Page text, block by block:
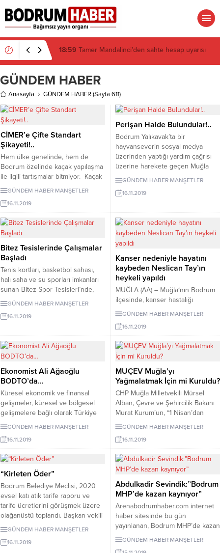
18:29 Bitez Kavşağı’nda lüks otomobil börekçiye
girdi: 2 yaralı
GÜNDEM HABER
Anasayfa GÜNDEM HABER(Sayfa 611)
CİMER’e Çifte Standart
Şikayeti!..
Hem ülke genelinde, hem de
Bodrum özelinde kaçak yapılaşma
ile ilgili tartışmalar bitmiyor. Kaçak
yapılaşmada bir milat olması
amacıyla Çevre ve Şehircilik
Bakanlığı tarafından çıkarılan “İmar
Barışı” uygulaması, 2018 ve 2019
yıllarında onbinlerce yeni kaçak
yapıyı beraberinde getirirken,
şikayetler üzerine yapılan
denetimlerde ise çifte standart
vasıtasıyla Cumhurbaşkanlığı...
GÜNDEM HABER MANŞETLER
16.11.2019
Perişan Halde Bulundular!..
Bodrum Yalıkavak’ta bir
hayvanseverin sosyal medya
üzerinden yaptığı yardım çağrısı
üzerine harekete geçen Muğla
Barosu Doğal Yaşamı Koruma ve
Hayvan Hakları Komisyonu
Başkanı Vahit Çevik, Yalıkavak
göre göre ölüme terk edilen
köpekleri kurtarmak için seferber
oldu. Yalıkavak‘ın tarihi Sandima
Köyü‘nde yaşayan...
GÜNDEM HABER MANŞETLER
16.11.2019
Bitez Tesislerinde Çalışmalar
Başladı
Tenis kortları, basketbol sahası,
halı saha ve su sporları imkanları
sunan Bitez Spor Tesisleri’nde,
düzenleme ve yenileme
çalışmaları başladı. Ak Parti
Bodrum İlçe Başkanı Ömer
kurulu üyeleri, bugün Bitez Dolgu
Alanı’ndaki Bitez Spor
Tesisleri’nde Bodrum’da görev
yapan basın mensupları ile...
GÜNDEM HABER MANŞETLER
16.11.2019
Kanser nedeniyle hayatını
kaybeden Neslican Tay’ın
heykeli yapıldı
MUĞLA (AA) – Muğla‘nın Bodrum
ilçesinde, kanser hastalığı
nedeniyle yaşamını yitiren
üniversite öğrencisi Neslican
Tay’ın heykeli dikildi. Bodrum
Metalart Sanat Atölyesi sanatçıları
Mustafa, Kadir ve Mehmet İşeri
tarafından Neslican Tay’ın yapılan
heykeli, Bodrum Belediyesine
hediye edildi. Çelikten heykel,
Bodrum Belediye Başkanı Ahmet
Aras, çalışmalarından dolayı
sanatçılara teşekkür etti. Neslican
Tay’ın...
GÜNDEM HABER MANŞETLER
16.11.2019
Ekonomist Ali Ağaoğlu
BODTO’da…
Küresel ekonomik ve finansal
gelişmeler, küresel ve bölgesel
gelişmelere bağlı olarak Türkiye
ekonomisinde 2020 beklentileri
ve gelecek 10 yılda bizleri neler
bekliyor? Konu başlıklarında
yaklaşık 2 saat boyunca
katılımcılara bilgi aktaran Ali
Ağaoğlu, 2019 için potansiyel
avantajları aktardıktan sonra “
potansiyel risklerimizi sıralarsak
Trump, AB ve ABD ile ilişkiler,
ABD’de...
GÜNDEM HABER MANŞETLER
16.11.2019
MUÇEV Muğla’yı
Yağmalatmak İçin mi Kuruldu?
CHP Muğla Milletvekili Mürsel
Alban, Çevre ve Şehircilik Bakanı
Murat Kurum’un, “1 Nisan’dan
itibaren Fethiye Körfezi’ni
temizliyoruz” sözlerini hatırlatarak
MUÇEV denen şirketi Bakanlık
CHP’li belediye yönetimlerine
karşı mı kullanıyor? Muğla’yı
yağmalatmak için bu şirketi mi
kurdunuz?” dedi. Bodrum
Gündem Haber CHP Muğla
Şehircilik Bakanı Murat...
GÜNDEM HABER MANŞETLER
16.11.2019
“Kirleten Öder”
Bodrum Belediye Meclisi, 2020
evsel katı atık tarife raporu ve
tarife ücretlerini görüşmek üzere
olağanüstü toplandı. Başkan vekili
Emel Çakaloğlu başkanlığında
gerçekleştirilen 2019 yılı Kasım ayı
olağanüstü meclis toplantısında,
GÜNDEM HABER MANŞETLER
16.11.2019
Abdulkadir Sevindik:”Bodrum
MHP’de kazan kaynıyor”
Arenabodrumhaber.com internet
haber sitesinde bu gün
yayınlanan, Bodrum MHP’de kazan
kaynıyor başlıklı makale kaleme
alan Abdulkadir Sevindik ilginç
GÜNDEM HABER MANŞETLER